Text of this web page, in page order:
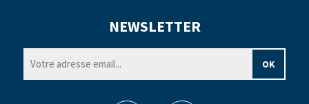
NEWSLETTER